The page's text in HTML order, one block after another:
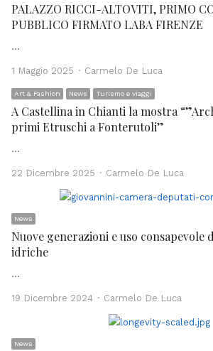
PALAZZO RICCI-ALTOVITI, PRIMO
PUBBLICO FIRMATO LABA FIRENZE
…
1 Maggio 2025 Author
Carmelo De Luca
Art & Fashion News Turismo e viaggi
A Castellina in Chianti la mostra
primi Etruschi a Fonterutoli”
…
22 Dicembre 2025 Author
Carmelo De Luca
News
Nuove generazioni e uso consapevole
idriche
…
19 Dicembre 2024 Author
Carmelo De Luca
News